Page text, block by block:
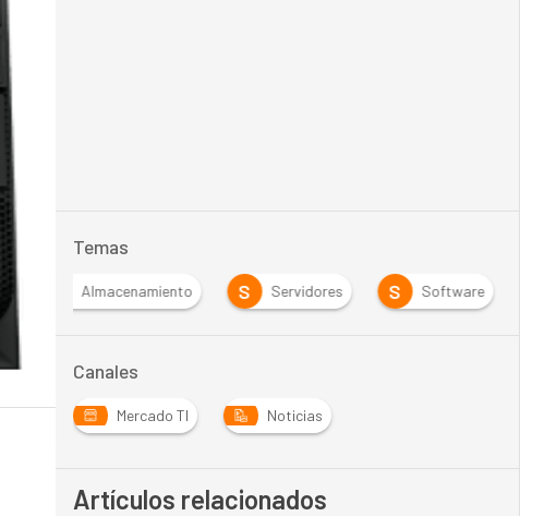
Temas
Almacenamiento S Servidores S Software
Canales
Mercado TI Noticias
Artículos relacionados